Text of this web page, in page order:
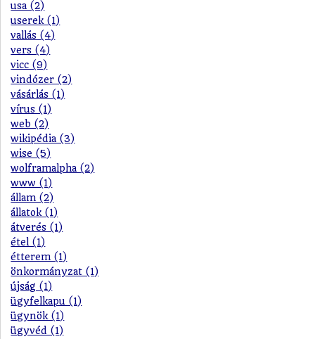
usa (2)
userek (1)
vallás (4)
vers (4)
vicc (9)
vindózer (2)
vásárlás (1)
vírus (1)
web (2)
wikipédia (3)
wise (5)
wolframalpha (2)
www (1)
állam (2)
állatok (1)
átverés (1)
étel (1)
étterem (1)
önkormányzat (1)
újság (1)
ügyfelkapu (1)
ügynök (1)
ügyvéd (1)